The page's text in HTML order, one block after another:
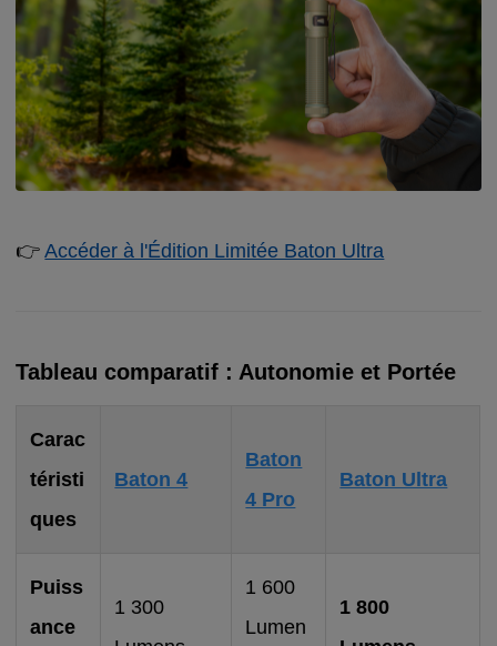
👉Accéder à l'Édition Limitée Baton Ultra
Tableau comparatif : Autonomie et Portée
Carac
téristi
ques
Baton 4
Baton
4 Pro
Baton Ultra
Puiss
ance
1 300
1 600
Lumen
1 800